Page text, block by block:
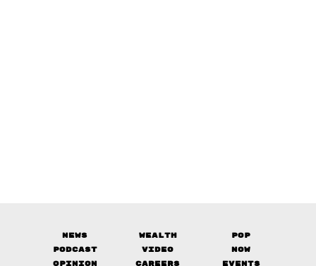
News Wealth
Pop
Podcast
Video
Now
Opinion
Careers Events